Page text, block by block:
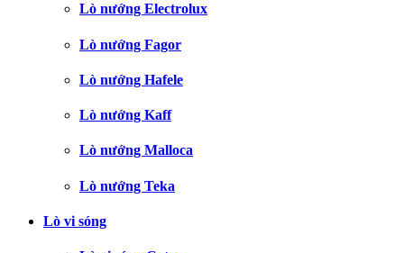
Lò nướng Electrolux
Lò nướng Fagor
Lò nướng Hafele
Lò nướng Kaff
Lò nướng Malloca
Lò nướng Teka
Lò vi sóng